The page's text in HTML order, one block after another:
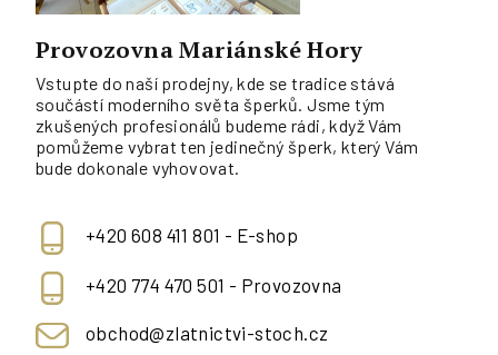
Provozovna Mariánské Hory
Vstupte do naší prodejny, kde se tradice stává
součástí moderního světa šperků. Jsme tým
zkušených profesionálů budeme rádi, když Vám
pomůžeme vybrat ten jedinečný šperk, který Vám
bude dokonale vyhovovat.
+420 608 411 801 - E-shop
+420 774 470 501 - Provozovna
obchod@zlatnictvi-stoch.cz